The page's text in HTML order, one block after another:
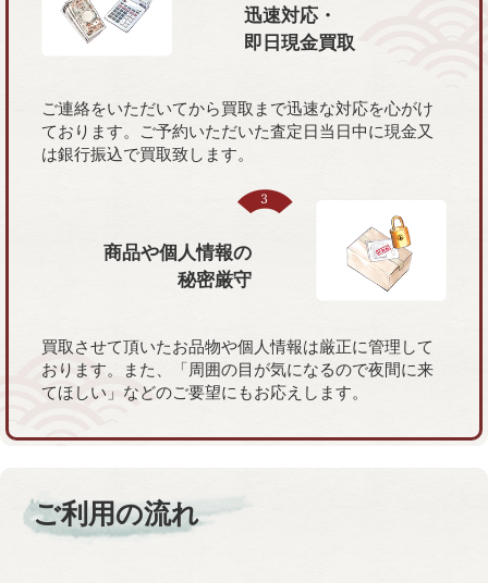
迅速対応・
即日現金買取
ご連絡をいただいてから買取まで迅速な対応を心がけ
ております。ご予約いただいた査定日当日中に現金又
は銀行振込で買取致します。
商品や個人情報の
秘密厳守
買取させて頂いたお品物や個人情報は厳正に管理して
おります。また、「周囲の目が気になるので夜間に来
てほしい」などのご要望にもお応えします。
ご利用の流れ